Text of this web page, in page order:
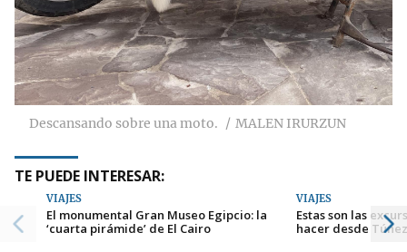
Descansando sobre una moto. MALEN IRURZUN
TE PUEDE INTERESAR:
VIAJES
El monumental Gran Museo Egipcio: la
‘cuarta pirámide’ de El Cairo
VIAJES
Estas son las
hacer desde